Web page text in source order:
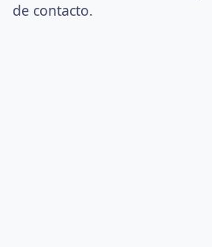
de contacto.